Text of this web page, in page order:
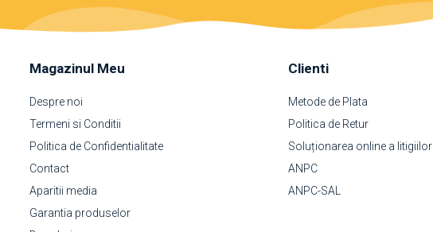
Magazinul Meu
Despre noi
Termeni si Conditii
Politica de Confidentialitate
Contact
Aparitii media
Garantia produselor
Clienti
Metode de Plata
Politica de Retur
Soluționarea online a litigiilor
ANPC
ANPC-SAL